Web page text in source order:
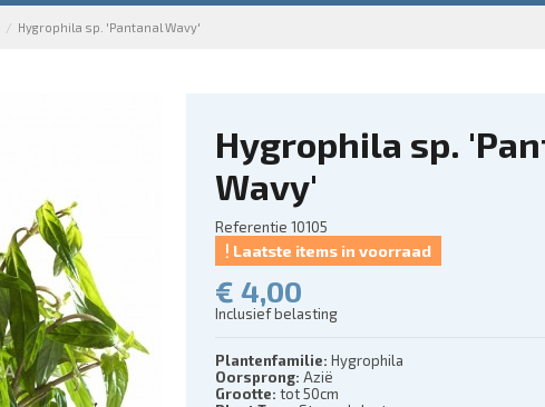
Hygrophila sp. 'Pantanal Wavy'
Hygrophila sp.
Wavy'
Referentie 10105
Laatste items in voorraad
€ 4,00
Inclusief belasting
Plantenfamilie: Hygrophila
Oorsprong: Azië
Grootte: tot 50cm